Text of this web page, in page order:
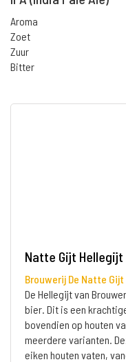
Aroma
Zoet
Zuur
Bitter
Natte Gijt Hellegijt
Brouwerij De Natte Gijt
De Hellegijt van
bier. Dit is een
bovendien op houten
meerdere varianten.
eiken houten vaten,